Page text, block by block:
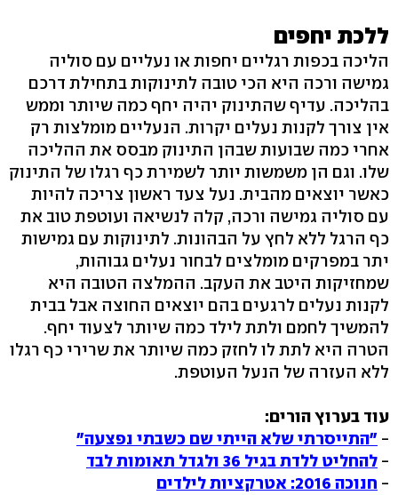
ללכת יחפים
הליכה בכפות רגליים יחפות או נעליים עם סוליה
גמישה ורכה היא הכי טובה לתינוקות בתחילת דרכם
בהליכה. עדיף שהתינוק יהיה יחף כמה שיותר וממש
אין צורך לקנות נעלים יקרות. הנעליים מומלצות רק
אחרי כמה שבועות שבהן התינוק מבסס את ההליכה
שלו. וגם הן משמשות יותר לשמירת כף רגלו של התינוק
כאשר יוצאים מהבית. נעל צעד ראשון צריכה להיות
עם סוליה גמישה ורכה, קלה לנשיאה ועוטפת טוב את
כף הרגל ללא לחץ על הבהונות. לתינוקות עם גמישות
יתר במפרקים מומלצים לבחור נעלים גבוהות,
שמחזיקות היטב את העקב. ההמלצה הטובה היא
לקנות נעלים לרגעים בהם יוצאים החוצה אבל בבית
להמשיך לחמם ולתת לילד כמה שיותר לצעוד יחף.
הטרה היא לתת לו לחזק כמה שיותר את שרירי כף רגלו
ללא העזרה של הנעל העוטפת.
עוד בערוץ הורים:
- "התייסרתי שלא הייתי שם כשבתי נפצעה"
- להחליט ללדת בגיל 36 ולגדל תאומות לבד
- חנוכה 2016: אטרקציות לילדים